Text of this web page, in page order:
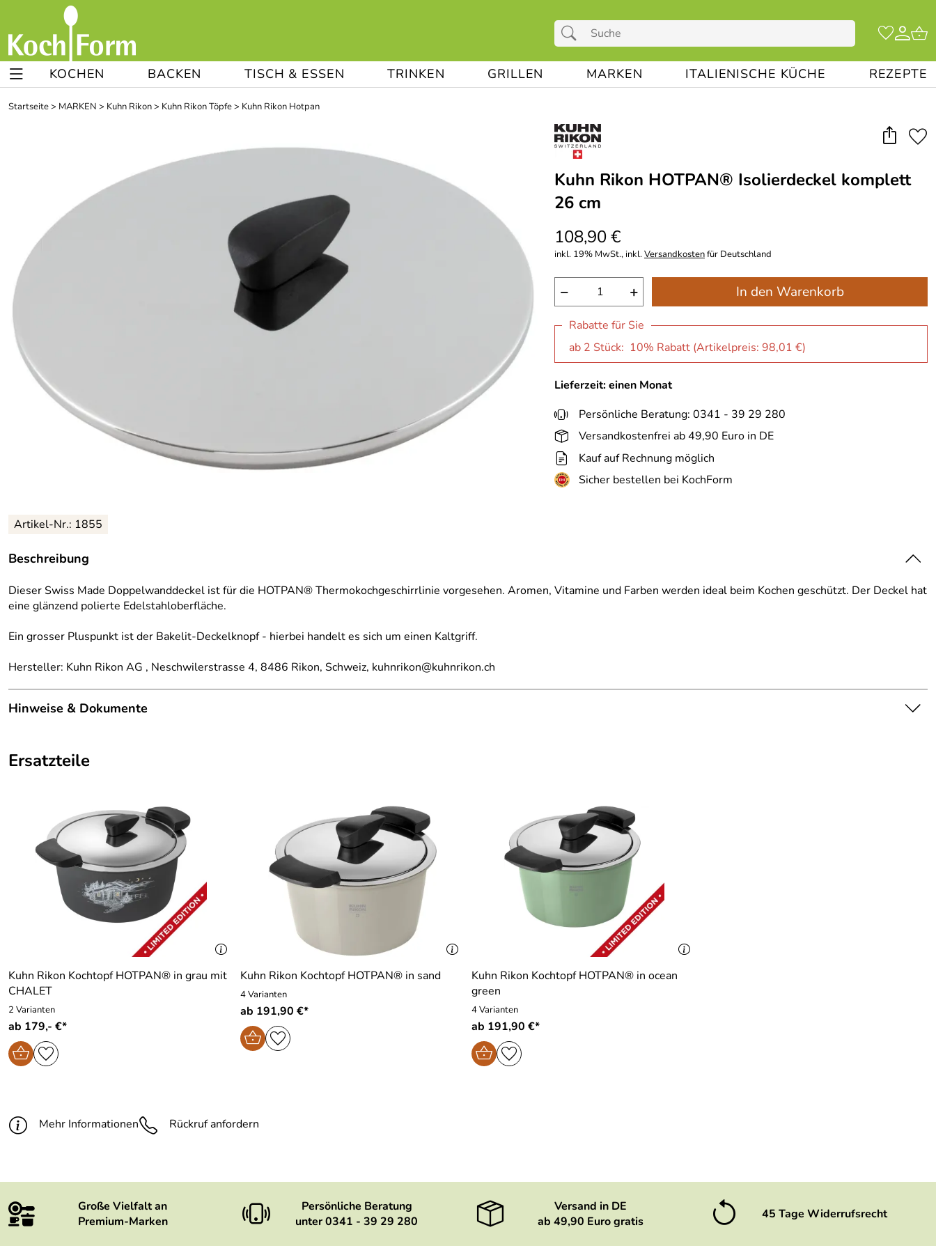
KOCHEN BACKEN TISCH & ESSEN TRINKEN GRILLEN MARKEN ITALIENISCHE KÜCHE REZEPTE
Startseite> MARKEN > Kuhn Rikon> Kuhn Rikon Töpfe> Kuhn Rikon Hotpan
Kuhn Rikon HOTPAN® Isolierdeckel komplett
26 cm
108,90 €
inkl. 19% MwSt., inkl.Versandkostenfür Deutschland
− + In den Warenkorb
Rabatte für Sie
ab 2 Stück: 10% Rabatt (Artikelpreis: 98,01 €)
Lieferzeit: einen Monat
Persönliche Beratung: 0341 - 39 29 280
Versandkostenfrei ab 49,90 Euro in DE
Kauf auf Rechnung möglich
Sicher bestellen bei KochForm
Artikel-Nr.: 1855
Beschreibung
Dieser Swiss Made Doppelwanddeckel ist für die HOTPAN® Thermokochgeschirrlinie vorgesehen. Aromen, Vitamine und Farben werden ideal beim Kochen geschützt. Der Deckel hat
eine glänzend polierte Edelstahloberfläche.
Ein grosser Pluspunkt ist der Bakelit-Deckelknopf - hierbei handelt es sich um einen Kaltgriff.
Hersteller: Kuhn Rikon AG , Neschwilerstrasse 4, 8486 Rikon, Schweiz, kuhnrikon@kuhnrikon.ch
Hinweise & Dokumente
Garantiebedingungen Kuhn Rikon AG (448kB)
Ersatzteile
Kuhn Rikon Kochtopf HOTPAN® in grau mit
CHALET
2 Varianten
ab 179,- €*
Kuhn Rikon Kochtopf HOTPAN® in sand
4 Varianten
ab 191,90 €*
Kuhn Rikon Kochtopf HOTPAN® in ocean
green
4 Varianten
ab 191,90 €*
Mehr Informationen Rückruf anfordern
Große Vielfalt an
Premium-Marken
Persönliche Beratung
unter 0341 - 39 29 280
Versand in DE
ab 49,90 Euro gratis
45 Tage Widerrufsrecht